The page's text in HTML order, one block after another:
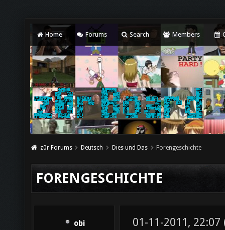
Home Forums Search Members
z0r Forums Deutsch Dies und Das Forengeschichte
FORENGESCHICHTE
obi 01-11-2011, 22:07